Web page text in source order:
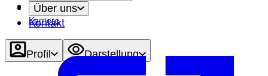
Über uns
Kontakt
Profil Darstellung
Karriere